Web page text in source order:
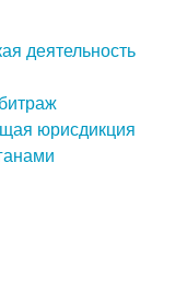
деятельность
юрисдикция